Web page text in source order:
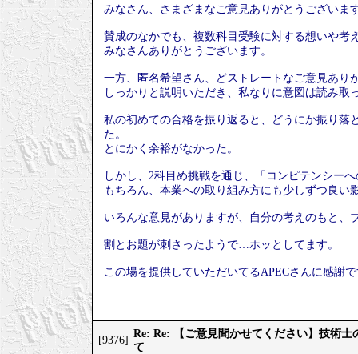
みなさん、さまざまなご意見ありがとうございま
賛成のなかでも、複数科目受験に対する想いや考
みなさんありがとうございます。
一方、匿名希望さん、どストレートなご意見あり
しっかりと説明いただき、私なりに意図は読み取
私の初めての合格を振り返ると、どうにか振り落
た。
とにかく余裕がなかった。
しかし、2科目め挑戦を通じ、「コンピテンシー
もちろん、本業への取り組み方にも少しずつ良い
いろんな意見がありますが、自分の考えのもと
割とお題が刺さったようで…ホッとしてます。
この場を提供していただいてるAPECさんに感謝
[9376]
Re: Re: 【ご意見聞かせてください】技術士
て